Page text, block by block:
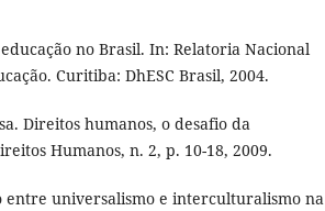
no Brasil. In: Relatoria Nacional
Curitiba: DhESC Brasil, 2004.
Direitos humanos, o desafio da
Humanos, n. 2, p. 10-18, 2009.
entre universalismo e interculturalismo na